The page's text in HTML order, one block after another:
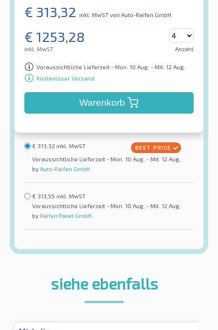
€ 313,32 inkl. MwST von Auto-Raifen GmbH
€ 1253,28
inkl. MwST Anzahl
Voraussichtliche Lieferzeit - Mon. 10 Aug. - Mit. 12 Aug.
Kostenloser Versand
Warenkorb
€ 313,32 inkl. MwST
Voraussichtliche Lieferzeit - Mon. 10 Aug. - Mit. 12 Aug.
by Auto-Raifen GmbH
€ 313,55 inkl. MwST
Voraussichtliche Lieferzeit - Mon. 10 Aug. - Mit. 12 Aug.
by Raifen Paket GmbH
siehe ebenfalls